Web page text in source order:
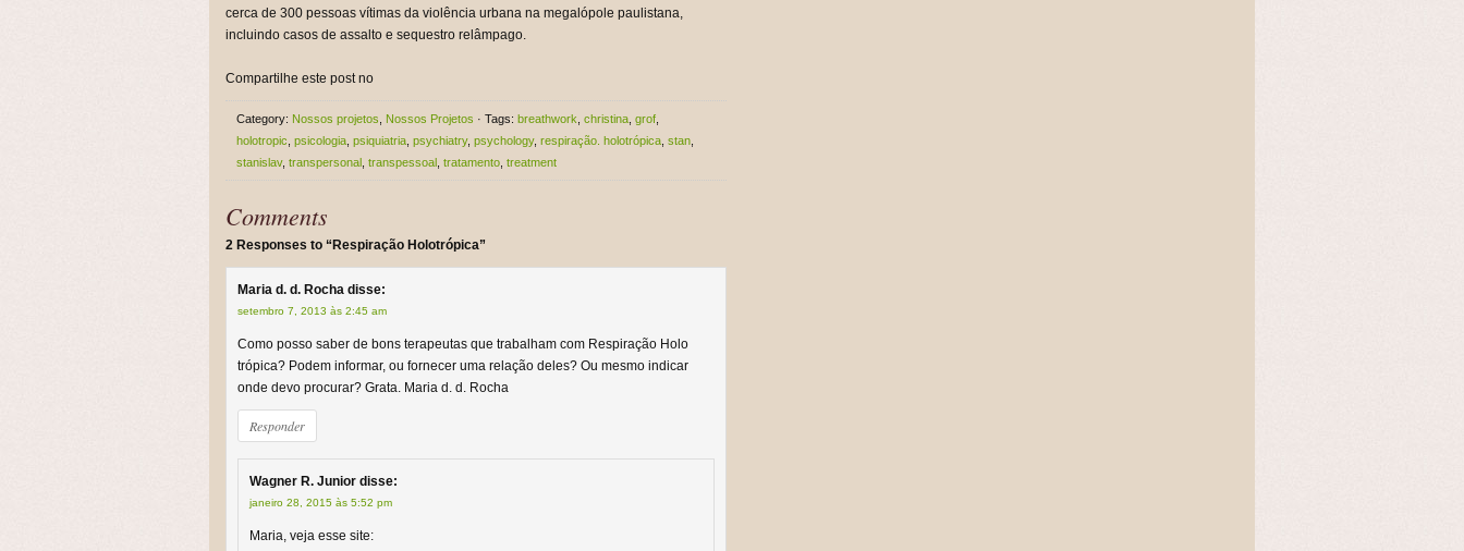
cerca de 300 pessoas vítimas da violência urbana na megalópole paulistana,
incluindo casos de assalto e sequestro relâmpago.
Compartilhe este post no
Category: Nossos projetos Nossos Projetos · Tags: breathwork christina grof
holotropic psicologia psiquiatria psychiatry, psychology, respiração. holotrópica stan
stanislav, transpersonal transpessoal tratamento treatment
Comments
2 Responses to “Respiração Holotrópica”
Maria d. d. Rocha disse:
setembro 7, 2013 às 2:45 am
Como posso saber de bons terapeutas que trabalham com Respiração Holo
trópica? Podem informar, ou fornecer uma relação deles? Ou mesmo indicar
onde devo procurar? Grata. Maria d. d. Rocha
Responder
Wagner R. Junior disse:
janeiro 28, 2015 às 5:52 pm
Maria, veja esse site: